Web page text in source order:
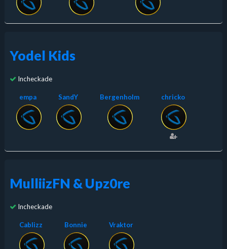
Yodel Kids
Incheckade
empa SandY Bergenholm chricko
MulliizFN & Upz0re
Incheckade
Cablizz Bonnie Vraktor